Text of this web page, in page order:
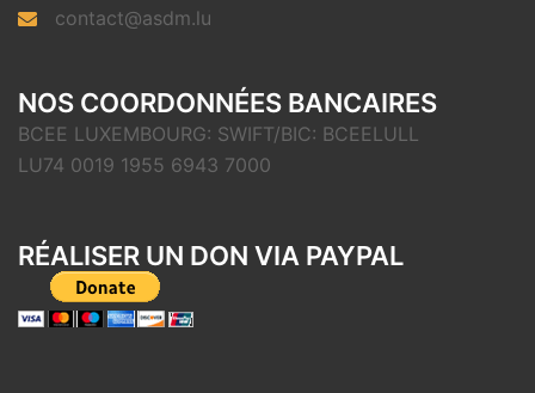
contact@asdm.lu
NOS COORDONNÉES BANCAIRES
BCEE LUXEMBOURG: SWIFT/BIC: BCEELULL
LU74 0019 1955 6943 7000
RÉALISER UN DON VIA PAYPAL